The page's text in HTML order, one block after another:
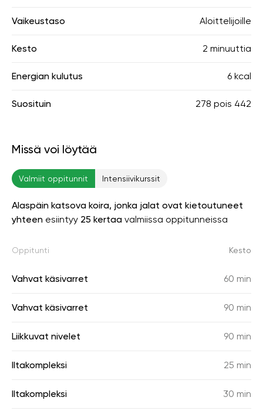
Vaikeustaso Aloittelijoille
Kesto 2 minuuttia
Energian kulutus 6 kcal
Suosituin 278 pois 442
Missä voi löytää
Valmiit oppitunnit Intensiivikurssit
Alaspäin katsova koira, jonka jalat ovat kietoutuneet
yhteen esiintyy 25 kertaa valmiissa oppitunneissa
Oppitunti Kesto
Vahvat käsivarret 60 min
Vahvat käsivarret 90 min
Liikkuvat nivelet 90 min
Iltakompleksi 25 min
Iltakompleksi 30 min